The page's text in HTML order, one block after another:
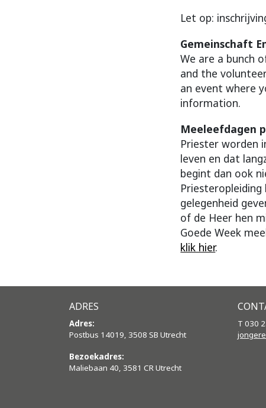
Let op:
Gemeinschaft
We are a bunch
and the
an event where
information.
Meeleefdagen
Priester worden
leven en dat
begint dan ook
gelegenheid
of de Heer hen
Goede Week
klik hier.
ADRES
Adres:
Postbus 14019, 3508 SB Utrecht
Bezoekadres:
Maliebaan 40, 3581 CR Utrecht
T 030